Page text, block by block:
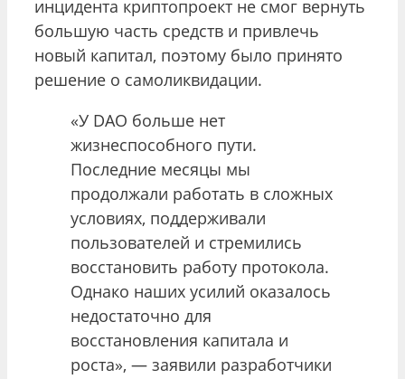
инцидента криптопроект не смог вернуть
большую часть средств и привлечь
новый капитал, поэтому было принято
решение о самоликвидации.
«У DAO больше нет
жизнеспособного пути.
Последние месяцы мы
продолжали работать в сложных
условиях, поддерживали
пользователей и стремились
восстановить работу протокола.
Однако наших усилий оказалось
недостаточно для
восстановления капитала и
роста», — заявили разработчики